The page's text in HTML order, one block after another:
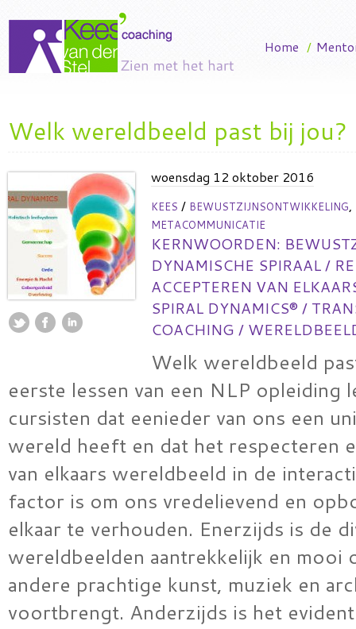
Home /
Welk wereldbeeld past bij jou?
woensdag 12 oktober 2016
KEES / BEWUSTZIJNSONTWIKKELING,
METACOMMUNICATIE
KERNWOORDEN:
DYNAMISCHE SPIRAAL/
ACCEPTEREN VAN
SPIRAL DYNAMICS® /
COACHING /
Welk wereldbeeld
eerste lessen van een NLP opleiding
cursisten dat eenieder van ons een
wereld heeft en dat het respecteren
van elkaars wereldbeeld in de
factor is om ons vredelievend en
elkaar te verhouden. Enerzijds is de
wereldbeelden aantrekkelijk en mooi
andere prachtige kunst, muziek en
voortbrengt. Anderzijds is het